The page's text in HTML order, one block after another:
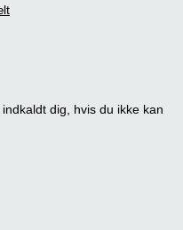
dig, hvis du ikke kan